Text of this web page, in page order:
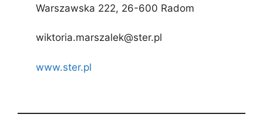
Warszawska 222, 26-600 Radom
wiktoria.marszalek@ster.pl
www.ster.pl